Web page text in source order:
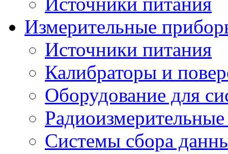
Измерительные
Источники питания
Калибраторы и
Оборудование для
Системы сбора